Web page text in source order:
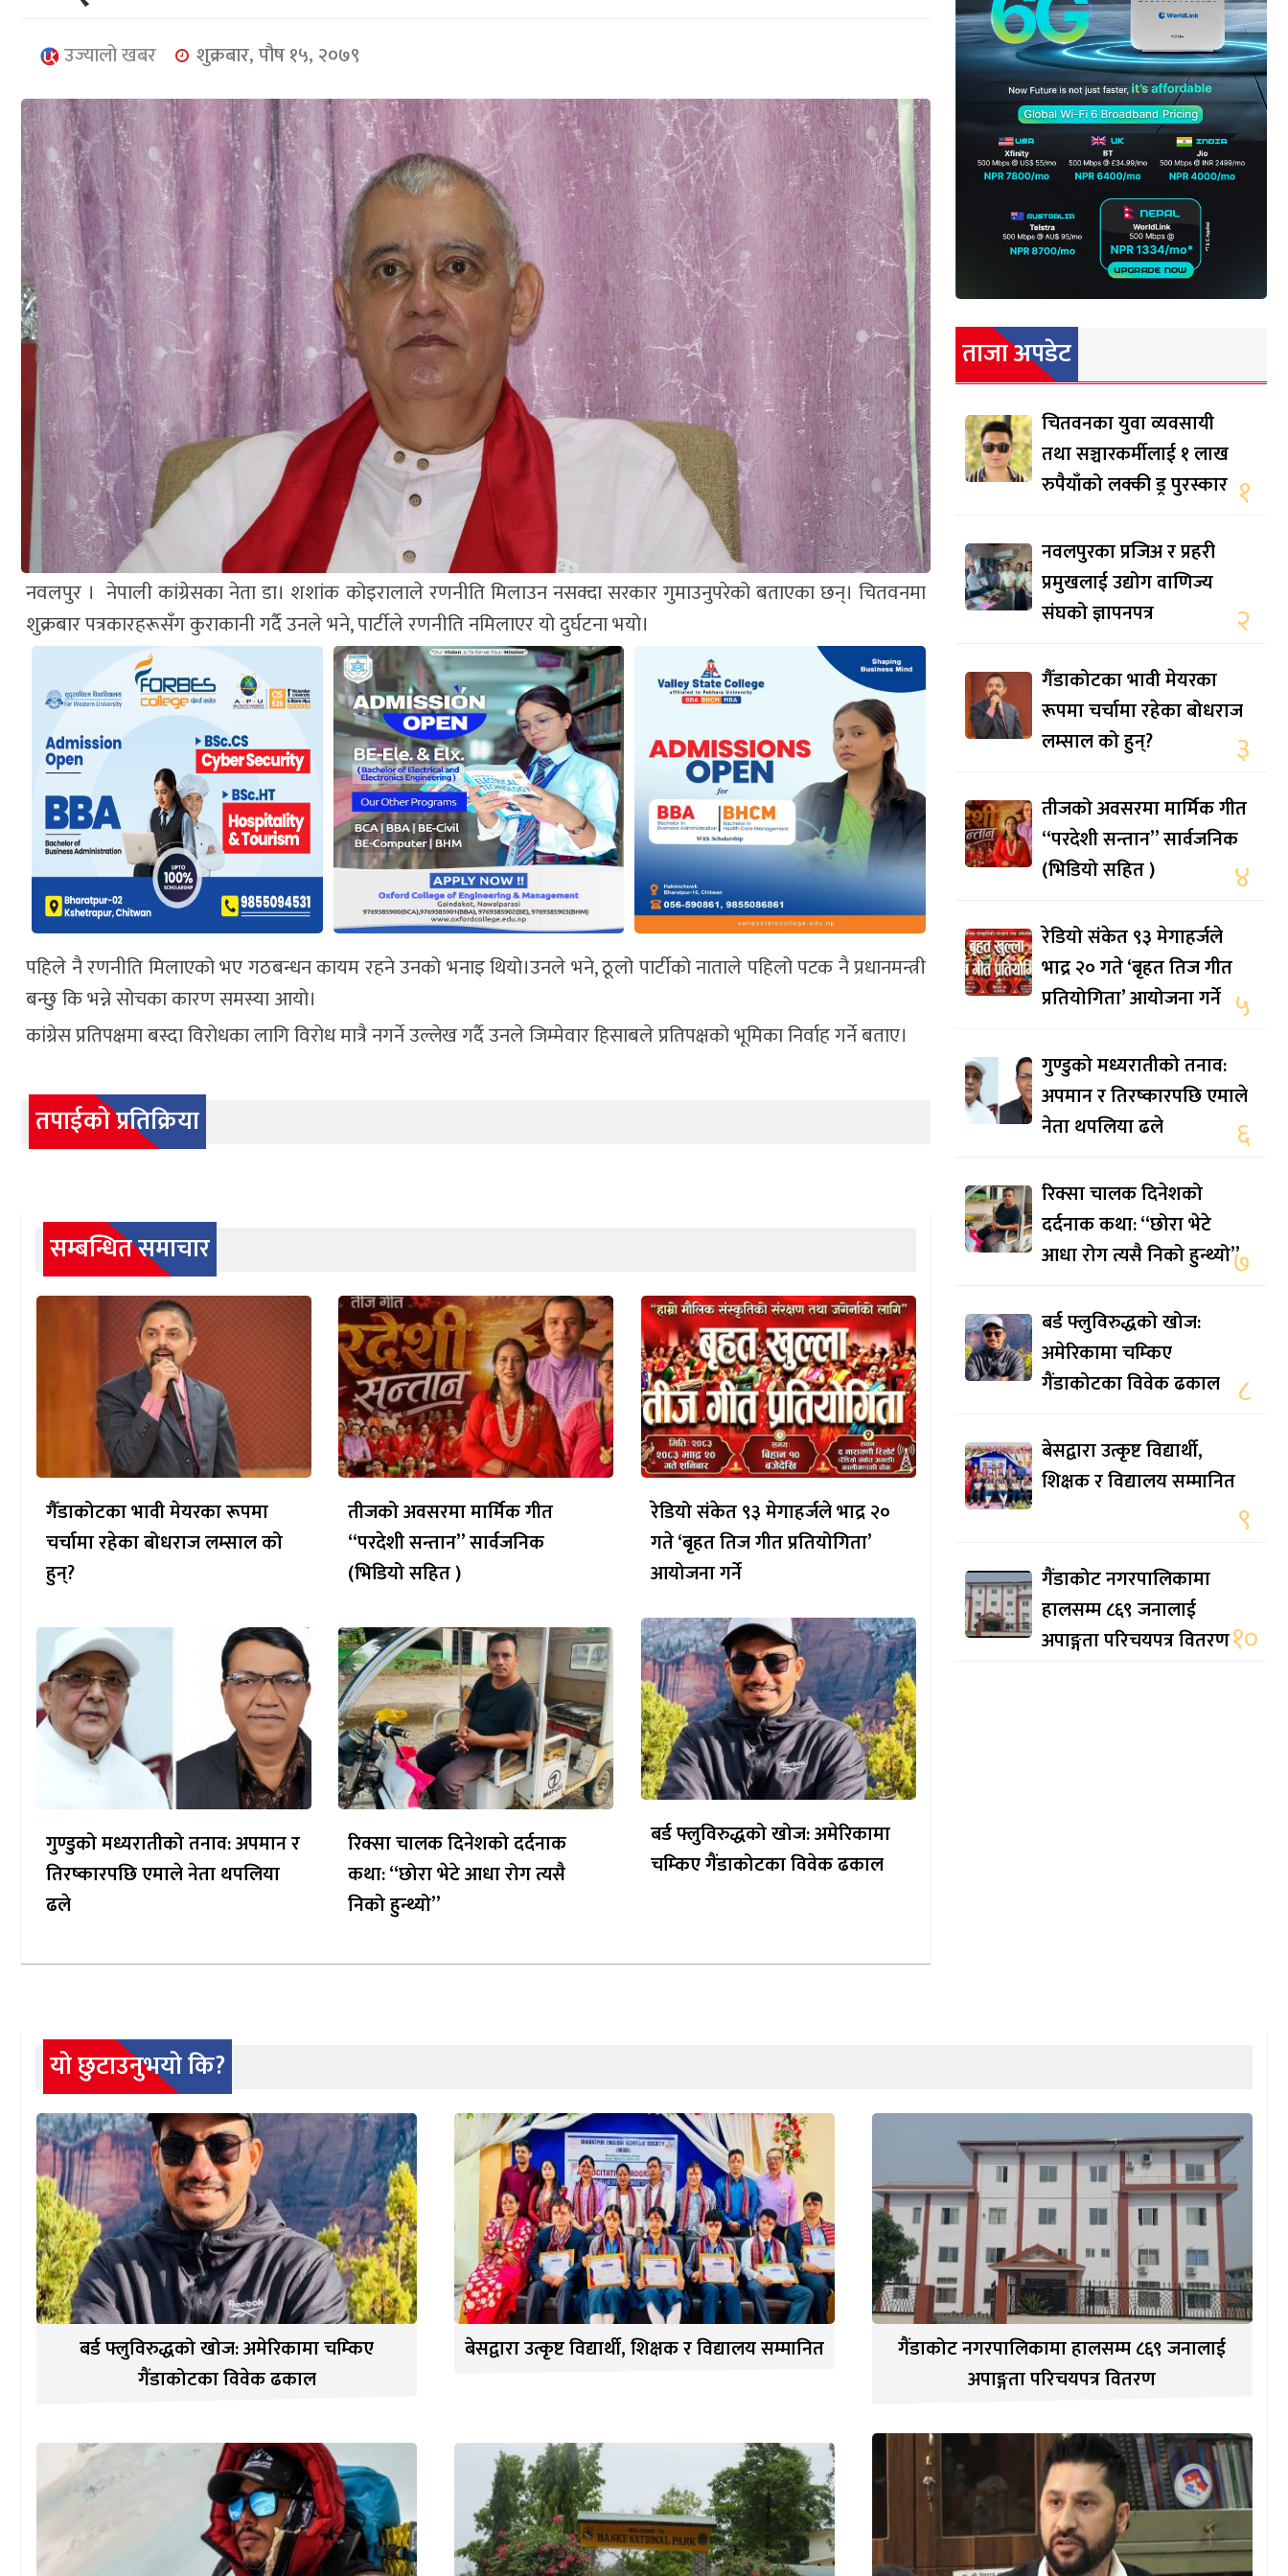
उज्यालो खबर शुक्रबार, पौष १५, २०७९
नवलपुर । नेपाली कांग्रेसका नेता डा। शशांक कोइरालाले रणनीति मिलाउन नसक्दा सरकार गुमाउनुपरेको बताएका छन्। चितवनमा
शुक्रबार पत्रकारहरूसँग कुराकानी गर्दै उनले भने, पार्टीले रणनीति नमिलाएर यो दुर्घटना भयो।
पहिले नै रणनीति मिलाएको भए गठबन्धन कायम रहने उनको भनाइ थियो।उनले भने, ठूलो पार्टीको नाताले पहिलो पटक नै प्रधानमन्त्री
बन्छु कि भन्ने सोचका कारण समस्या आयो।
कांग्रेस प्रतिपक्षमा बस्दा विरोधका लागि विरोध मात्रै नगर्ने उल्लेख गर्दै उनले जिम्मेवार हिसाबले प्रतिपक्षको भूमिका निर्वाह गर्ने बताए।
तपाईको प्रतिक्रिया
सम्बन्धित समाचार
गैँडाकोटका भावी मेयरका रूपमा
चर्चामा रहेका बोधराज लम्साल को
हुन्?
तीजको अवसरमा मार्मिक गीत
“परदेशी सन्तान” सार्वजनिक
(भिडियो सहित )
रेडियो संकेत ९३ मेगाहर्जले भाद्र २०
गते ‘बृहत तिज गीत प्रतियोगिता’
आयोजना गर्ने
गुण्डुको मध्यरातीको तनाव: अपमान र
तिरष्कारपछि एमाले नेता थपलिया
ढले
रिक्सा चालक दिनेशको दर्दनाक
कथा: “छोरा भेटे आधा रोग त्यसै
निको हुन्थ्यो”
बर्ड फ्लुविरुद्धको खोज: अमेरिकामा
चम्किए गैंडाकोटका विवेक ढकाल
ताजा अपडेट
चितवनका युवा व्यवसायी
तथा सञ्चारकर्मीलाई १ लाख
रुपैयाँको लक्की ड्र पुरस्कार १
नवलपुरका प्रजिअ र प्रहरी
प्रमुखलाई उद्योग वाणिज्य
संघको ज्ञापनपत्र
२
गैँडाकोटका भावी मेयरका
रूपमा चर्चामा रहेका बोधराज
लम्साल को हुन्?
३
तीजको अवसरमा मार्मिक गीत
“परदेशी सन्तान” सार्वजनिक
(भिडियो सहित )
४
रेडियो संकेत ९३ मेगाहर्जले
भाद्र २० गते ‘बृहत तिज गीत
प्रतियोगिता’ आयोजना गर्ने ५
गुण्डुको मध्यरातीको तनाव:
अपमान र तिरष्कारपछि एमाले
नेता थपलिया ढले
६
रिक्सा चालक दिनेशको
दर्दनाक कथा: “छोरा भेटे
आधा रोग त्यसै निको हुन्थ्यो”७
बर्ड फ्लुविरुद्धको खोज:
अमेरिकामा चम्किए
गैंडाकोटका विवेक ढकाल ८
बेसद्वारा उत्कृष्ट विद्यार्थी,
शिक्षक र विद्यालय सम्मानित
९
गैंडाकोट नगरपालिकामा
हालसम्म ८६९ जनालाई
अपाङ्गता परिचयपत्र वितरण१०
यो छुटाउनुभयो कि?
बर्ड फ्लुविरुद्धको खोज: अमेरिकामा चम्किए
गैंडाकोटका विवेक ढकाल
बेसद्वारा उत्कृष्ट विद्यार्थी, शिक्षक र विद्यालय सम्मानित
गैंडाकोट नगरपालिकामा हालसम्म ८६९ जनालाई
अपाङ्गता परिचयपत्र वितरण